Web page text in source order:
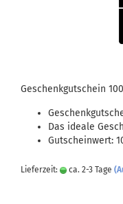
Geschenkgutschein
Das ideale
Gutscheinwert:
Lieferzeit: ca. 2-3 Tage